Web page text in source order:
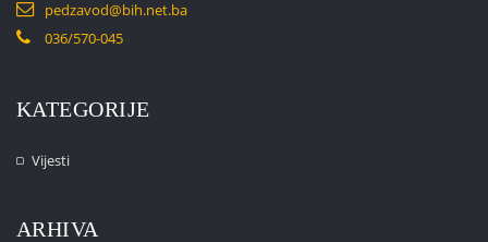
pedzavod@bih.net.ba
036/570-045
KATEGORIJE
Vijesti
ARHIVA